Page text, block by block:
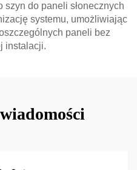
do paneli słonecznych
systemu, umożliwiając
paneli bez
instalacji.